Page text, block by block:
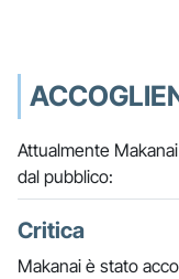
Attualmente
dal pubblico:
Critica
Makanai è stato